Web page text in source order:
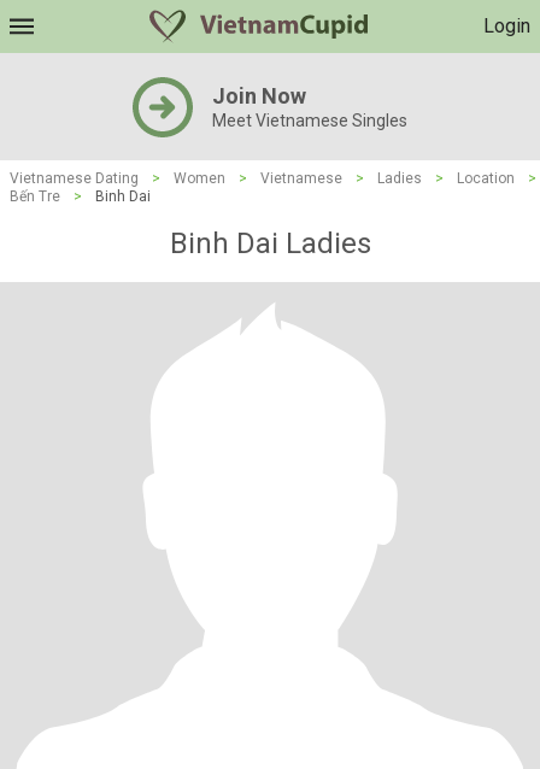
Login
Join Now
Meet Vietnamese Singles
Vietnamese Dating > Women > Vietnamese > Ladies > Location
>
Bến Tre
> Binh Dai
Binh Dai Ladies